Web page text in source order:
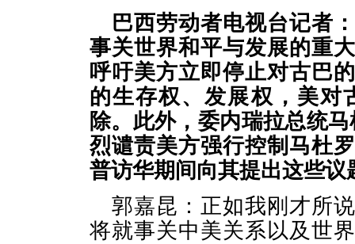
巴西劳动者电视台记者
事关世界和平与发展的重
呼吁美方立即停止对古巴
的生存权、发展权，美对
除。此外，委内瑞拉总统
烈谴责美方强行控制马杜
普访华期间向其提出这些议
郭嘉昆：正如我刚才所
将就事关中美关系以及世